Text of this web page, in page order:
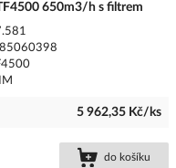
650m3/h s filtrem
5 962,35 Kč/ks
do košíku